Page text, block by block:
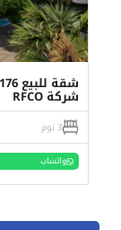
شركة RFCO
3 نوم
واتساب